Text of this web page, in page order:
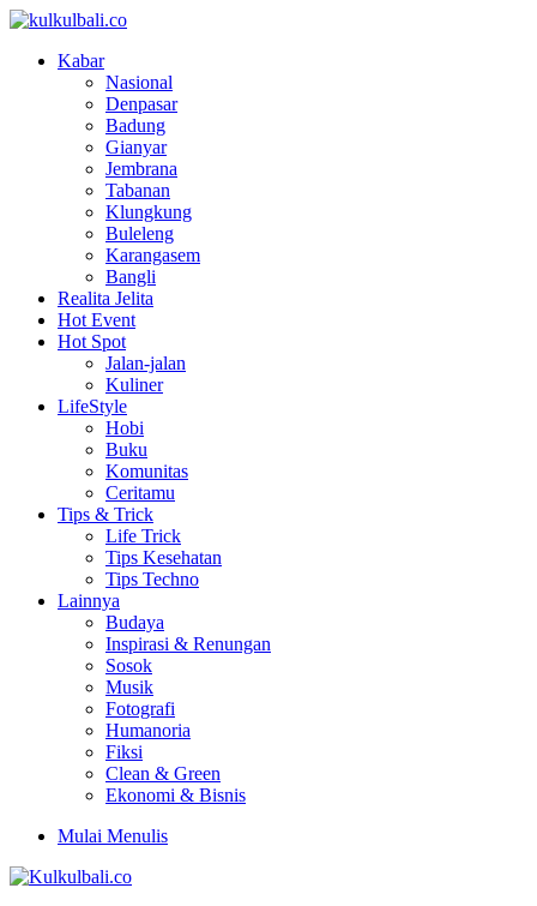
Kabar
Nasional
Denpasar
Badung
Gianyar
Jembrana
Tabanan
Klungkung
Buleleng
Karangasem
Bangli
Realita Jelita
Hot Event
Hot Spot
Jalan-jalan
Kuliner
LifeStyle
Hobi
Buku
Komunitas
Ceritamu
Tips & Trick
Life Trick
Tips Kesehatan
Tips Techno
Lainnya
Budaya
Inspirasi & Renungan
Sosok
Musik
Fotografi
Humanoria
Fiksi
Clean & Green
Ekonomi & Bisnis
Mulai Menulis